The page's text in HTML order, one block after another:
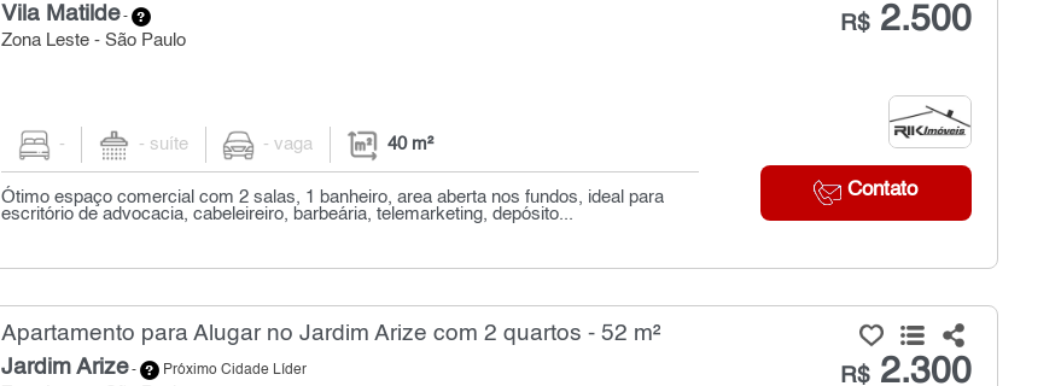
Vila Matilde-
Zona Leste - São Paulo
R$2.500
Contato
- - suíte - vaga 40 m²
Ótimo espaço comercial com 2 salas, 1 banheiro, area aberta nos fundos, ideal para
escritório de advocacia, cabeleireiro, barbeária, telemarketing, depósito...
Apartamento para Alugar no Jardim Arize com 2 quartos - 52 m²
Jardim Arize- Próximo Cidade Líder R$2.300